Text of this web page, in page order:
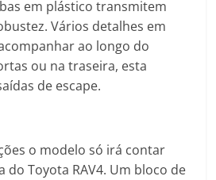
em plástico transmitem
Vários detalhes em
ao longo do
ou na traseira, esta
de escape.
o modelo só irá contar
do Toyota RAV4. Um bloco de